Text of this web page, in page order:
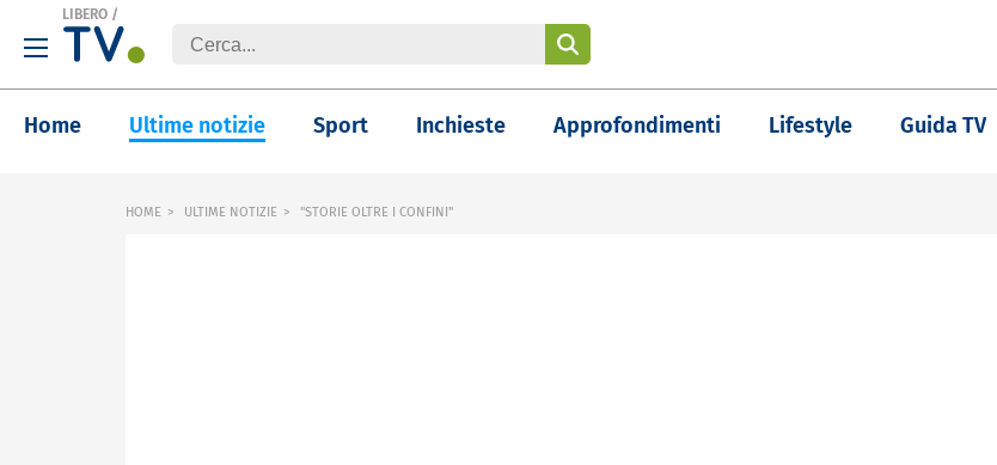
LIBERO /
Home Ultime notizie Sport Inchieste Approfondimenti Lifestyle Guida TV
HOME ULTIME NOTIZIE "STORIE OLTRE I CONFINI"